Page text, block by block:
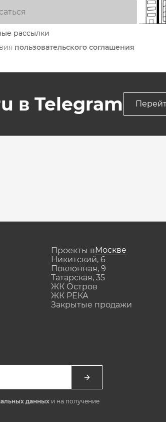
рассылки
пользовательского соглашения
в Telegram
Проекты вМоскве
Никитский, 6
Поклонная, 9
Татарская, 35
ЖК Остров
ЖК РЕКА
Закрытые продажи
данных и на получение